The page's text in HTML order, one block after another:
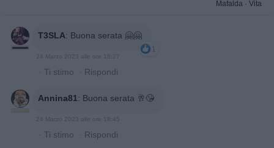
Mafalda · Vita
T3SLA: Buona serata 🤗🤗
1
24 Marzo 2023 alle ore 18:27
· Ti stimo · Rispondi
Annina81: Buona serata 🥂😘
24 Marzo 2023 alle ore 18:45
· Ti stimo · Rispondi